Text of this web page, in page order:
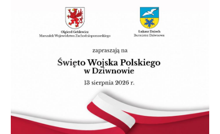
przystani w Jamnie, działającą sezonowo lub
całorocznie – zależnie od przedsiębiorcy, który
W Szczecinie statek Ładoga stał się restauracją i
hotelem. Podobne pływające lokale działają z
powodzeniem w Krakowie, Wrocławiu, na Mazurach.
Goście jedzą kolację z widokiem na rzekę, słuchają
koncertów, a dzieci bawią się w strefach rodzinnych.
Restauracja na wodzie staje się częścią miejskiego
krajobrazu – nową atrakcją, a nie obciążeniem.